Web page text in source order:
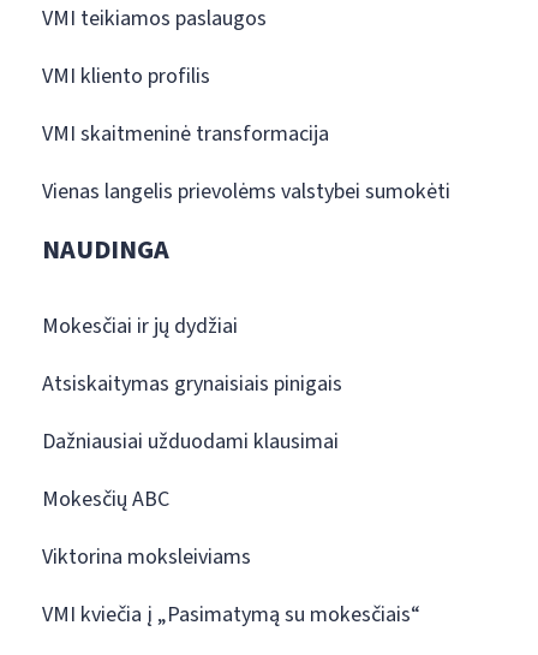
VMI teikiamos paslaugos
VMI kliento profilis
VMI skaitmeninė transformacija
Vienas langelis prievolėms valstybei sumokėti
NAUDINGA
Mokesčiai ir jų dydžiai
Atsiskaitymas grynaisiais pinigais
Dažniausiai užduodami klausimai
Mokesčių ABC
Viktorina moksleiviams
VMI kviečia į „Pasimatymą su mokesčiais“